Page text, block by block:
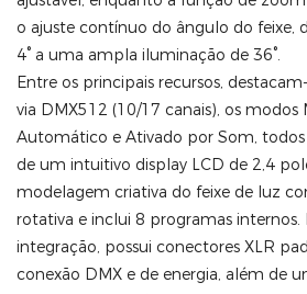
o ajuste contínuo do ângulo do feixe,
4° a uma ampla iluminação de 36°.
Entre os principais recursos,
via DMX512 (10/17 canais), os modos
Automático e Ativado por Som,
de um intuitivo display LCD de 2,4
modelagem criativa do feixe de luz
rotativa e inclui 8 programas internos.
integração, possui conectores XLR
conexão DMX e de energia, além de